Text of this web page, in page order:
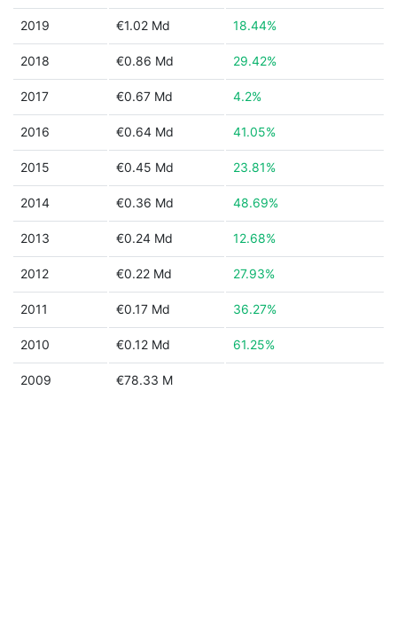
2019 €1.02 Md 18.44%
2018 €0.86 Md 29.42%
2017 €0.67 Md 4.2%
2016 €0.64 Md 41.05%
2015 €0.45 Md 23.81%
2014 €0.36 Md 48.69%
2013 €0.24 Md 12.68%
2012 €0.22 Md 27.93%
2011 €0.17 Md 36.27%
2010 €0.12 Md 61.25%
2009 €78.33 M